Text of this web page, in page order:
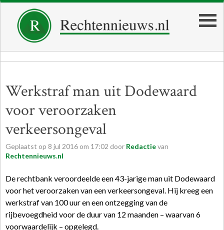
Werkstraf man uit Dodewaard
voor veroorzaken
verkeersongeval
Geplaatst op 8 jul 2016 om 17:02 door Redactievan
Rechtennieuws.nl
Derechtbank veroordeelde een 43-jarige man uit Dodewaard
voor het veroorzaken van een verkeersongeval. Hij kreeg een
werkstrafvan 100 uur en een ontzegging van de
rijbevoegdheid voor de duur van 12 maanden – waarvan 6
voorwaardelijk – opgelegd.